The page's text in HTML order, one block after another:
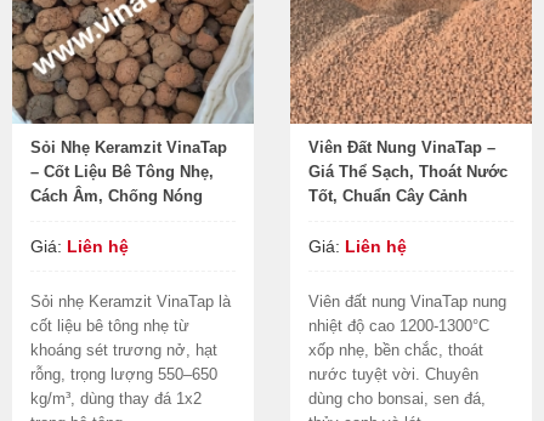
Sỏi Nhẹ Keramzit VinaTap
– Cốt Liệu Bê Tông Nhẹ,
Cách Âm, Chống Nóng
Giá: Liên hệ
Sỏi nhẹ Keramzit VinaTap là
cốt liệu bê tông nhẹ từ
khoáng sét trương nở, hạt
rỗng, trọng lượng 550–650
kg/m³, dùng thay đá 1x2
Viên Đất Nung VinaTap –
Giá Thể Sạch, Thoát Nước
Tốt, Chuẩn Cây Cảnh
Giá: Liên hệ
Viên đất nung VinaTap nung
nhiệt độ cao 1200-1300°C
xốp nhẹ, bền chắc, thoát
nước tuyệt vời. Chuyên
dùng cho bonsai, sen đá,